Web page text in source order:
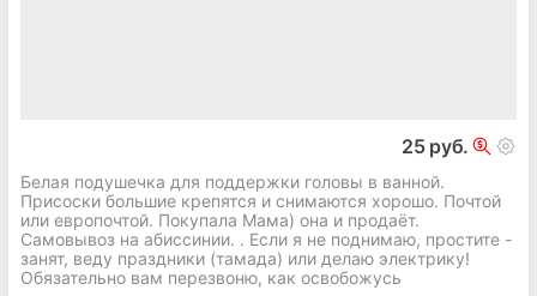
25 руб.
Белая подушечка для поддержки головы в ванной.
Присоски большие крепятся и снимаются хорошо. Почтой
или европочтой. Покупала Мама) она и продаёт.
Самовывоз на абиссинии. . Если я не поднимаю, простите -
занят, веду праздники (тамада) или делаю электрику!
Обязательно вам перезвоню, как освобожусь